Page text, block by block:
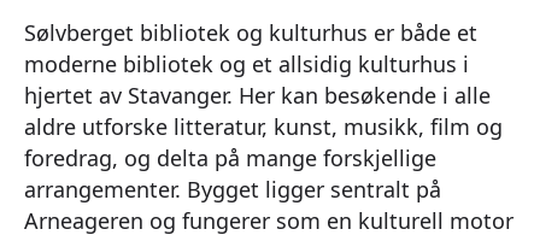
Sølvberget bibliotek og kulturhus er både et
moderne bibliotek og et allsidig kulturhus i
hjertet av Stavanger. Her kan besøkende i alle
aldre utforske litteratur, kunst, musikk, film og
foredrag, og delta på mange forskjellige
arrangementer. Bygget ligger sentralt på
Arneageren og fungerer som en kulturell motor